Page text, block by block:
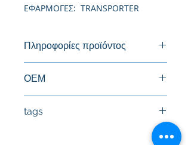
ΕΦΑΡΜΟΓΕΣ: TRANSPORTER
Πληροφορίες προϊόντος
ΟΕΜ
tags